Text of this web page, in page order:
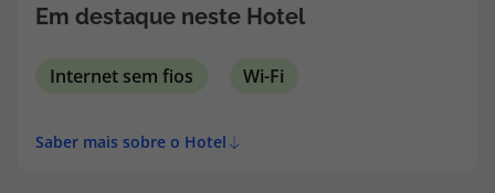
Em destaque neste Hotel
Internet sem fios Wi-Fi
Saber mais sobre o Hotel